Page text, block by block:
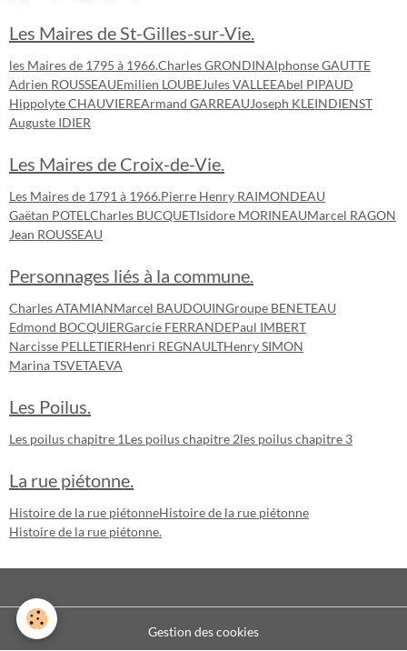
Les Maires de St-Gilles-sur-Vie.
les Maires de 1795 à 1966.Charles GRONDINAlphonse GAUTTE
Adrien ROUSSEAUEmilien LOUBEJules VALLEEAbel PIPAUD
Hippolyte CHAUVIEREArmand GARREAUJoseph KLEINDIENST
Auguste IDIER
Les Maires de Croix-de-Vie.
Les Maires de 1791 à 1966.Pierre Henry RAIMONDEAU
Gaëtan POTEL Charles BUCQUETIsidore MORINEAUMarcel RAGON
Jean ROUSSEAU
Personnages liés à la commune.
Charles ATAMIANMarcel BAUDOUINGroupe BENETEAU
Edmond BOCQUIERGarcie FERRANDEPaul IMBERT
Narcisse PELLETIERHenri REGNAULTHenry SIMON
Marina TSVETAEVA
Les Poilus.
Les poilus chapitre 1Les poilus chapitre 2les poilus chapitre 3
La rue piétonne.
Histoire de la rue piétonneHistoire de la rue piétonne
Histoire de la rue piétonne.
Gestion des cookies